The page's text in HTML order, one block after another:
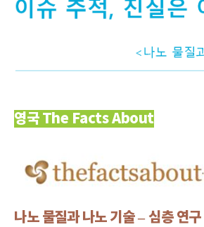
영국 The Facts About
나노 물질과 나노 기술–심층 연구